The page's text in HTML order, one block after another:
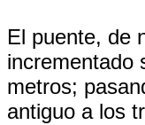
El puente, de
incrementado
metros;
antiguo a los